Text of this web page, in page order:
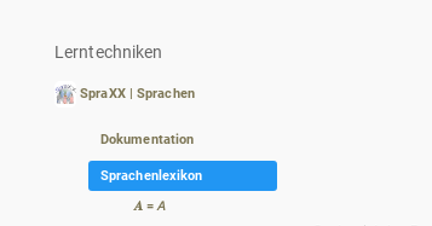
Lerntechniken
SpraXX | Sprachen
Dokumentation
Sprachenlexikon
𝑨 = 𝘈